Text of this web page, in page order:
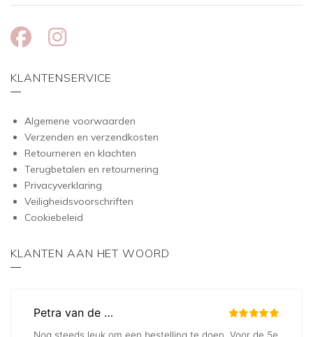
KLANTENSERVICE
Algemene voorwaarden
Verzenden en verzendkosten
Retourneren en klachten
Terugbetalen en retournering
Privacyverklaring
Veiligheidsvoorschriften
Cookiebeleid
KLANTEN AAN HET WOORD